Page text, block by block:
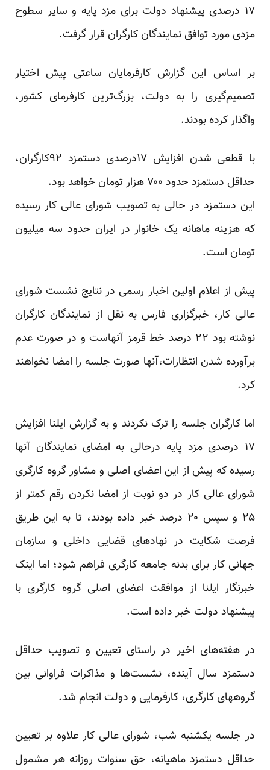
۱۷ درصدی پیشنهاد دولت برای مزد پایه و سایر سطوح
مزدی مورد توافق نمایندگان کارگران قرار گرفت.
بر اساس این گزارش کارفرمایان ساعتی پیش اختیار
تصمیم‌گیری را به دولت، بزرگ‌ترین کارفرمای کشور،
واگذار کرده بودند.
با قطعی شدن افزایش ۱۷درصدی دستمزد ۹۲کارگران،
حداقل دستمزد حدود ۷۰۰ هزار تومان خواهد بود.
این دستمزد در حالی به تصویب شورای عالی کار رسیده
که هزینه ماهانه یک خانوار در ایران حدود سه میلیون
تومان است.
پیش از اعلام اولین اخبار رسمی در نتایج نشست شورای
عالی کار، خبرگزاری فارس به نقل از نمایندگان کارگران
نوشته بود ۲۲ درصد خط قرمز آنهاست و در صورت عدم
برآورده شدن انتظارات،آنها صورت جلسه را امضا نخواهند
کرد.
اما کارگران جلسه را ترک نکردند و به گزارش ایلنا افزایش
۱۷ درصدی مزد پایه درحالی به امضای نمایندگان آنها
رسیده که پیش از این اعضای اصلی و مشاور گروه کارگری
شورای عالی کار در دو نوبت از امضا نکردن رقم کمتر از
۲۵ و سپس ۲۰ درصد خبر داده بودند، تا به این طریق
فرصت شکایت در نهادهای قضایی داخلی و سازمان
جهانی کار برای بدنه جامعه کارگری فراهم شود؛ اما اینک
خبرنگار ایلنا از موافقت اعضای اصلی گروه کارگری با
پیشنهاد دولت خبر داده است.
در هفته‌های اخیر در راستای تعیین و تصویب حداقل
دستمزد سال آینده، نشست‌ها و مذاکرات فراوانی بین
گروههای کارگری، کارفرمایی و دولت انجام شد.
در جلسه یکشنبه شب، شورای عالی کار علاوه بر تعیین
حداقل دستمزد ماهیانه، حق سنوات روزانه هر مشمول